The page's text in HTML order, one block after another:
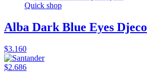
Quick shop
Alba Dark Blue Eyes Djeco
$3.160
$2.686